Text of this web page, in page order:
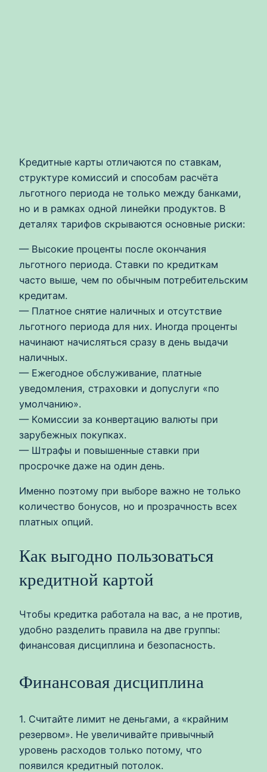
Кредитные карты отличаются по ставкам,
структуре комиссий и способам расчёта
льготного периода не только между банками,
но и в рамках одной линейки продуктов. В
деталях тарифов скрываются основные риски:
— Высокие проценты после окончания
льготного периода. Ставки по кредиткам
часто выше, чем по обычным потребительским
кредитам.
— Платное снятие наличных и отсутствие
льготного периода для них. Иногда проценты
начинают начисляться сразу в день выдачи
наличных.
— Ежегодное обслуживание, платные
уведомления, страховки и допуслуги «по
умолчанию».
— Комиссии за конвертацию валюты при
зарубежных покупках.
— Штрафы и повышенные ставки при
просрочке даже на один день.
Именно поэтому при выборе важно не только
количество бонусов, но и прозрачность всех
платных опций.
Как выгодно пользоваться
кредитной картой
Чтобы кредитка работала на вас, а не против,
удобно разделить правила на две группы:
финансовая дисциплина и безопасность.
Финансовая дисциплина
1. Считайте лимит не деньгами, а «крайним
резервом». Не увеличивайте привычный
уровень расходов только потому, что
появился кредитный потолок.